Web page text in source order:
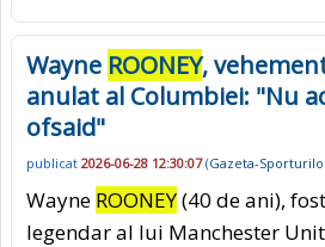
Wayne ROONEY,
anulat al Columbiei: "Nu
ofsaid"
publicat 2026-06-28 12:30:07(Gazeta-
Wayne ROONEY(40 de ani),
legendar al lui Manchester